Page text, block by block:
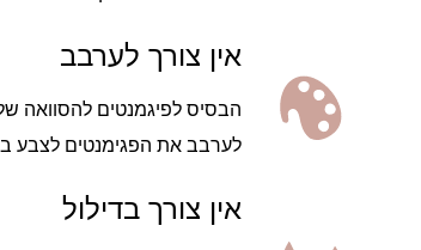
אין צורך לערבב
לערבב את הפגימנטים לצבע
אין צורך בדילול